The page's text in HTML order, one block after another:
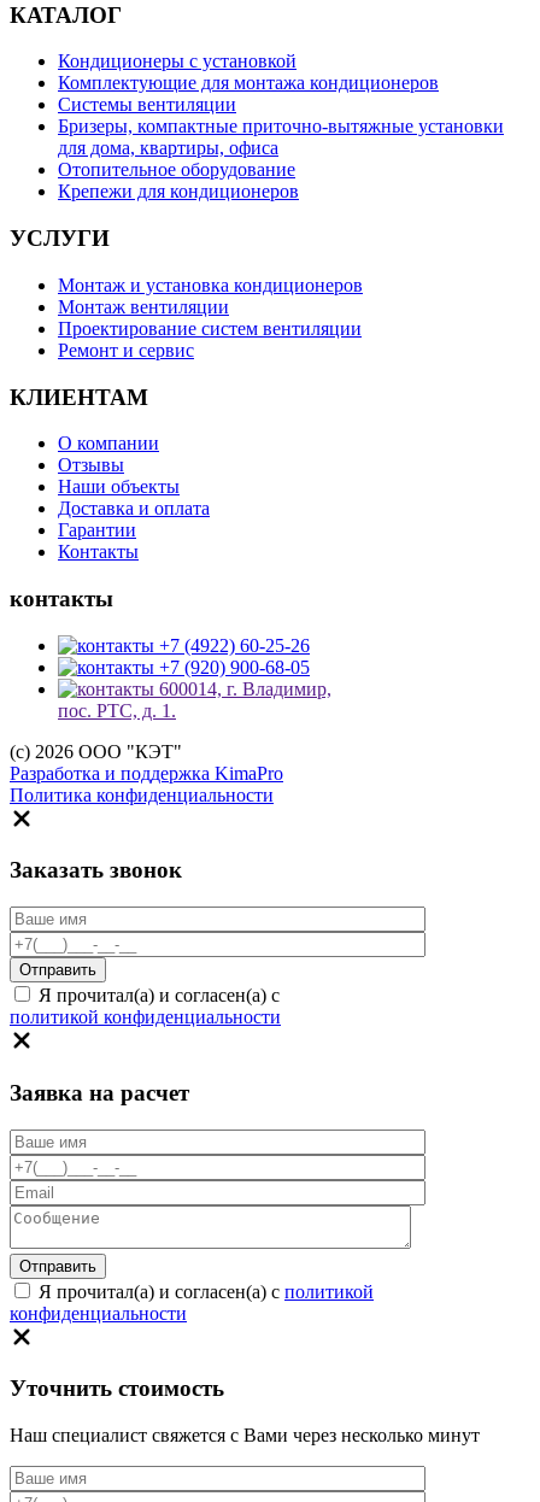
КАТАЛОГ
Кондиционеры с установкой
Комплектующие для монтажа кондиционеров
Системы вентиляции
Бризеры, компактные приточно-вытяжные установки
для дома, квартиры, офиса
Отопительное оборудование
Крепежи для кондиционеров
УСЛУГИ
Монтаж и установка кондиционеров
Монтаж вентиляции
Проектирование систем вентиляции
Ремонт и сервис
КЛИЕНТАМ
О компании
Отзывы
Наши объекты
Доставка и оплата
Гарантии
Контакты
контакты
+7 (4922) 60-25-26
+7 (920) 900-68-05
600014, г. Владимир,
пос. РТС, д. 1.
(c) 2026 ООО "КЭТ"
Разработка и поддержка KimaPro
Политика конфиденциальности
Заказать звонок
Я прочитал(а) и согласен(а) с
политикой конфиденциальности
Заявка на расчет
Я прочитал(а) и согласен(а) с политикой
конфиденциальности
Уточнить стоимость
Наш специалист свяжется с Вами через несколько минут